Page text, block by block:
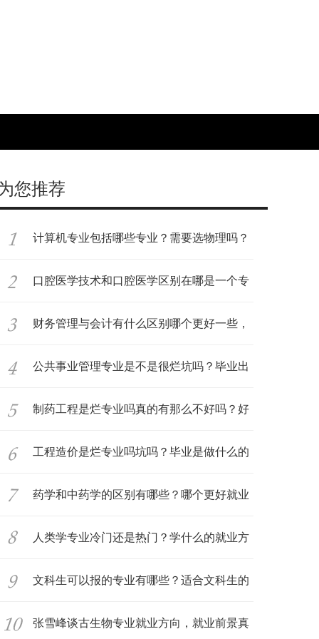
您推荐
计算机专业包括哪些专业？需要选物理吗？
附
口腔医学技术和口腔医学区别在哪是一个专
业
财务管理与会计有什么区别哪个更好一些，
张
公共事业管理专业是不是很烂坑吗？毕业出
来
制药工程是烂专业吗真的有那么不好吗？好
就
工程造价是烂专业吗坑吗？毕业是做什么的
就
药学和中药学的区别有哪些？哪个更好就业
前
人类学专业冷门还是热门？学什么的就业方
向
文科生可以报的专业有哪些？适合文科生的
热
张雪峰谈古生物专业就业方向，就业前景真